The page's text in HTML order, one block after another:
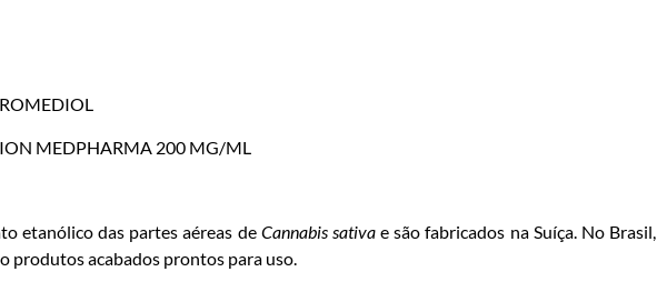
MEDPHARMA 200 MG/ML
etanólico das partes aéreas de Cannabis sativae são fabricados na Suíça. No Brasil,
produtos acabados prontos para uso.